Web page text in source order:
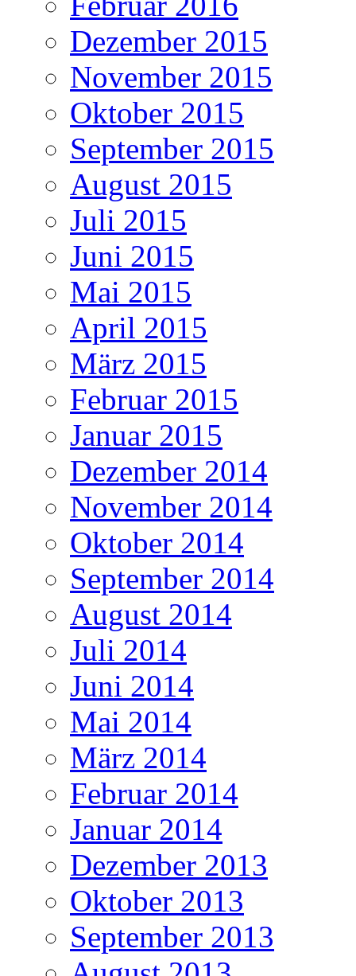
Dezember 2015
November 2015
Oktober 2015
September 2015
August 2015
Juli 2015
Juni 2015
Mai 2015
April 2015
März 2015
Februar 2015
Januar 2015
Dezember 2014
November 2014
Oktober 2014
September 2014
August 2014
Juli 2014
Juni 2014
Mai 2014
März 2014
Februar 2014
Januar 2014
Dezember 2013
Oktober 2013
September 2013